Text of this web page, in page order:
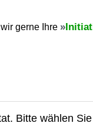
gerne Ihre
Bitte wählen